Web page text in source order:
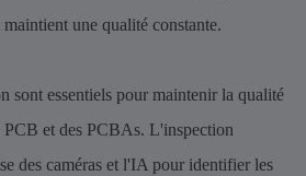
une qualité constante.
sont essentiels pour maintenir la qualité
et des PCBAs. L'inspection
des caméras et l'IA pour identifier les